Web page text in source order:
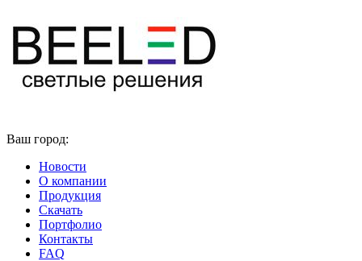
Ваш город:
Новости
О компании
Продукция
Скачать
Портфолио
Контакты
FAQ